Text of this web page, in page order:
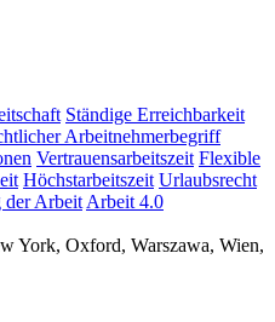
Ständige Erreichbarkeit
Arbeitnehmerbegriff
Vertrauensarbeitszeit Flexible
Höchstarbeitszeit Urlaubsrecht
der Arbeit Arbeit 4.0
York, Oxford, Warszawa, Wien,